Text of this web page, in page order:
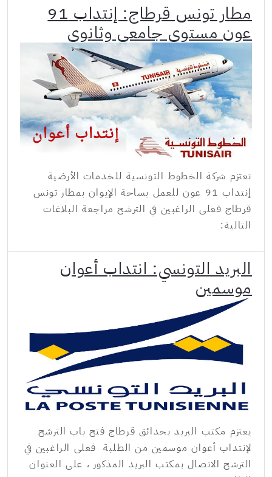
مطار تونس قرطاج: إنتداب 91
عون مستوى جامعي وثانوي
تعتزم شركة الخطوط التونسية للخدمات الأرضية
إنتداب 91 عون للعمل بساحة الإيوان بمطار تونس
قرطاج فعلى الراغبين في الترشح مراجعة البلاغات
التالية:
البريد التونسي: انتداب أعوان
موسمين
يعتزم مكتب البريد بحدائق قرطاج فتح باب الترشح
لإنتداب أعوان موسمين من الطلبة فعلى الراغبين في
الترشح الاتصال بمكتب البريد المذكور ، على العنوان